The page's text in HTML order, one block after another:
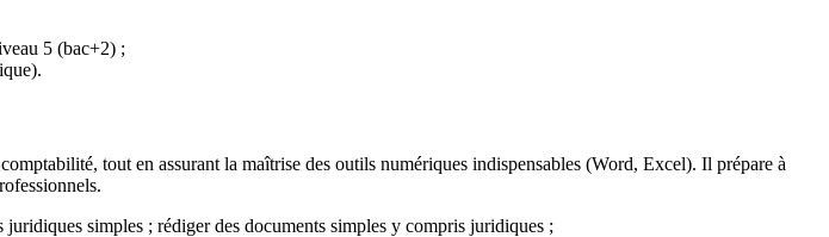
5 (bac+2) ;
tout en assurant la maîtrise des outils numériques indispensables (Word, Excel). Il prépare à
simples ; rédiger des documents simples y compris juridiques ;